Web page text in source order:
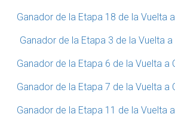
Ganador de la Etapa 18 de la Vuelta
Ganador de la Etapa 3 de la Vuelta
Ganador de la Etapa 6 de la Vuelta a
Ganador de la Etapa 7 de la Vuelta a
Ganador de la Etapa 11 de la Vuelta